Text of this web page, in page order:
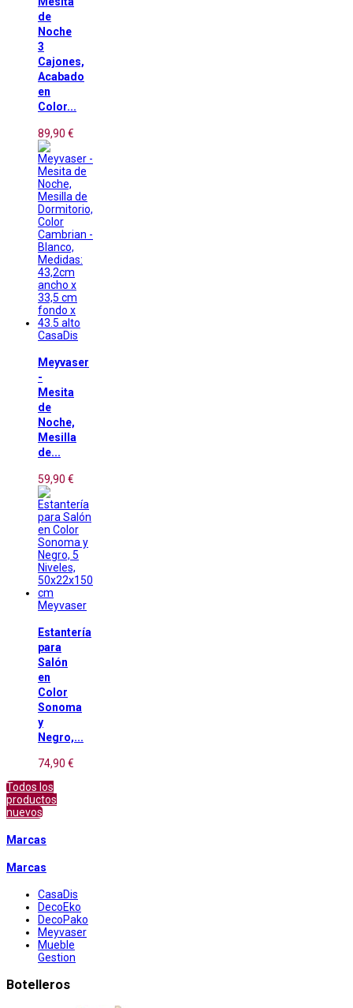
de
Noche
3
Cajones,
Acabado
en
Color...
89,90 €
CasaDis
Meyvaser
-
Mesita
de
Noche,
Mesilla
de...
59,90 €
Meyvaser
Estantería
para
Salón
en
Color
Sonoma
y
Negro,...
74,90 €
Todos los
productos
nuevos
Marcas
Marcas
CasaDis
DecoEko
DecoPako
Meyvaser
Mueble
Gestion
Botelleros